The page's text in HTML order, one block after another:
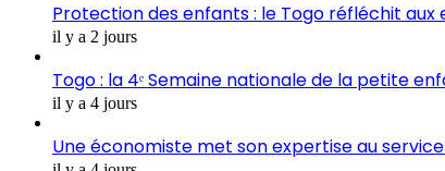
Protection des enfants : le Togo réfléchit aux
il y a 2 jours
Togo : la 4ᵉ Semaine nationale de la petite
il y a 4 jours
Une économiste met son expertise au